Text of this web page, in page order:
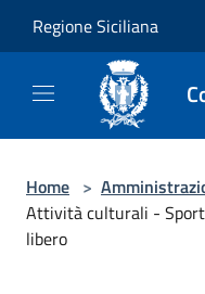
Regione Siciliana
Home >
Attività culturali -
libero